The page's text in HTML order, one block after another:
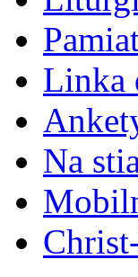
Linka
Na